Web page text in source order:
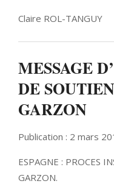
Claire ROL-TANGUY
MESSAGE
DE
GARZON
Publication : 2 mars
ESPAGNE : PROCES
GARZON.